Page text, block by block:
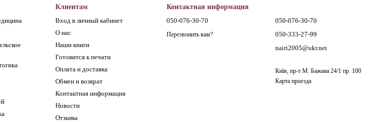
Клиентам
Вход в личный кабинет
О нас
Наши книги
Готовится к печати
Оплата и доставка
Обмен и возврат
Контактная информация
Новости
Отзывы
Контактная информация
050-076-30-70
Перезвонить вам?
050-076-30-70
050-333-27-99
nairi2005@ukr.net
Київ, пр-т М. Бажана 24/1 пр. 100
Карта проезда